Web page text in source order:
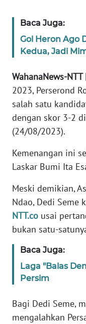
Baca Juga:
Gol Heron Ago
Kedua, Jadi
WahanaNews-NTT
2023, Perserond
salah satu
dengan skor 3-2
(24/08/2023).
Kemenangan ini
Laskar Bumi Ita
Meski demikian,
Ndao, Dedi Seme
NTT.co usai
bukan satu-
Baca Juga:
Laga "Balas
Persim
Bagi Dedi Seme,
mengalahkan
NTT
KEPRI
WN
PAPUA
PAPUA
BARAT
WN
RIAU
WN
WN
JAMBI
WN
SULTRA